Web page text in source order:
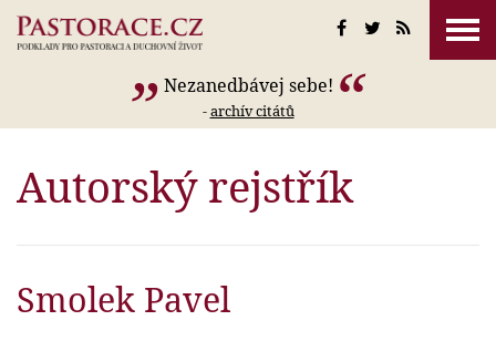
Nezanedbávej sebe!
-archív citátů
Autorský rejstřík
Smolek Pavel